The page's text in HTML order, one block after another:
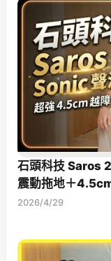
石頭科技 Saros
震動拖地＋
2026/4/29